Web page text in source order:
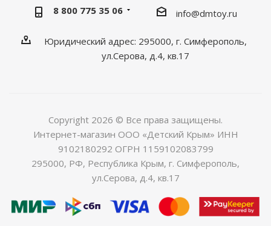
8 800 775 35 06 info@dmtoy.ru
Юридический адрес: 295000, г. Симферополь,
ул.Серова, д.4, кв.17
Copyright 2026 © Все права защищены.
Интернет-магазин ООО «Детский Крым» ИНН
9102180292 ОГРН 1159102083799
295000, РФ, Республика Крым, г. Симферополь,
ул.Серова, д.4, кв.17